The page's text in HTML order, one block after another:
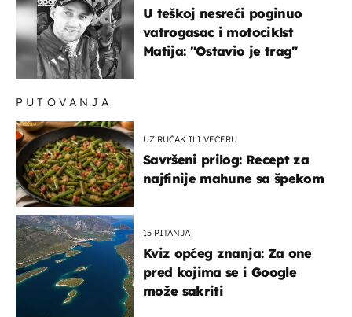
U teškoj nesreći poginuo
vatrogasac i motociklst
Matija: "Ostavio je trag"
PUTOVANJA
UZ RUČAK ILI VEČERU
Savršeni prilog: Recept za
najfinije mahune sa špekom
15 PITANJA
Kviz općeg znanja: Za one
pred kojima se i Google
može sakriti